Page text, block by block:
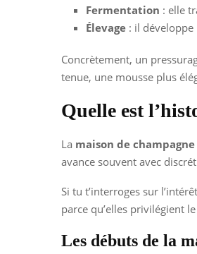
Fermentation : elle
Élevage : il
Concrètement, un
tenue, une mousse plus
Quelle est
La maison de
avance souvent avec
Si tu t’interroges sur
parce qu’elles privilégient
Les débuts de la